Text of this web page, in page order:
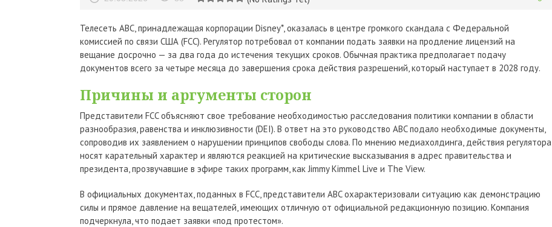
Телесеть ABC, принадлежащая корпорации Disney*, оказалась в центре громкого скандала с Федеральной
комиссией по связи США (FCC). Регулятор потребовал от компании подать заявки на продление лицензий на
вещание досрочно — за два года до истечения текущих сроков. Обычная практика предполагает подачу
документов всего за четыре месяца до завершения срока действия разрешений, который наступает в 2028 году.
Причины и аргументы сторон
Представители FCC объясняют свое требование необходимостью расследования политики компании в области
разнообразия, равенства и инклюзивности (DEI). В ответ на это руководство ABC подало необходимые документы,
сопроводив их заявлением о нарушении принципов свободы слова. По мнению медиахолдинга, действия регулятора
носят карательный характер и являются реакцией на критические высказывания в адрес правительства и
президента, прозвучавшие в эфире таких программ, как Jimmy Kimmel Live и The View.
В официальных документах, поданных в FCC, представители ABC охарактеризовали ситуацию как демонстрацию
силы и прямое давление на вещателей, имеющих отличную от официальной редакционную позицию. Компания
подчеркнула, что подает заявки «под протестом».